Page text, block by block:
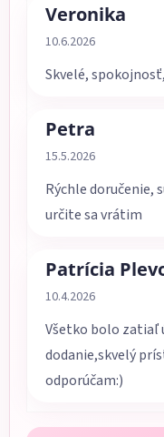
Veronika
Hodnotenie
10.6.2026
Skvelé,
Petra
Hodnotenie
15.5.2026
Rýchle doručenie,
určite sa vrátim
Patrícia
Hodnotenie
10.4.2026
Všetko bolo zatiaľ
dodanie,skvelý
odporúčam:)